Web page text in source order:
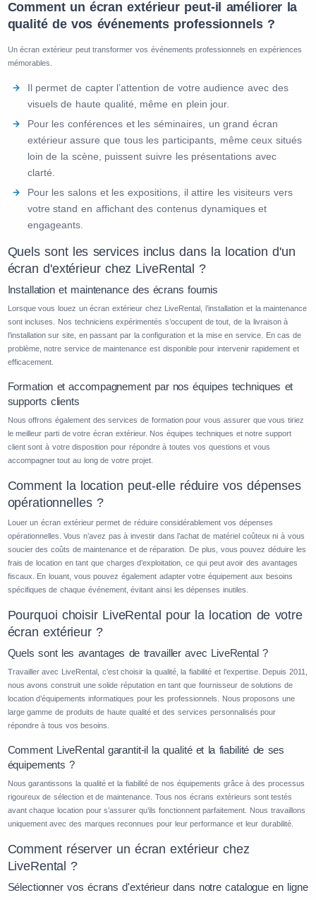
Comment un écran extérieur peut-il améliorer la
qualité de vos événements professionnels ?
Un écran extérieur peut transformer vos événements professionnels en expériences
mémorables.
Il permet de capter l’attention de votre audience avec des
visuels de haute qualité, même en plein jour.
Pour les conférences et les séminaires, un grand écran
extérieur assure que tous les participants, même ceux situés
loin de la scène, puissent suivre les présentations avec
clarté.
Pour les salons et les expositions, il attire les visiteurs vers
votre stand en affichant des contenus dynamiques et
engageants.
Quels sont les services inclus dans la location d'un
écran d'extérieur chez LiveRental ?
Installation et maintenance des écrans fournis
Lorsque vous louez un écran extérieur chez LiveRental, l’installation et la maintenance
sont incluses. Nos techniciens expérimentés s’occupent de tout, de la livraison à
l’installation sur site, en passant par la configuration et la mise en service. En cas de
problème, notre service de maintenance est disponible pour intervenir rapidement et
efficacement.
Formation et accompagnement par nos équipes techniques et
supports clients
Nous offrons également des services de formation pour vous assurer que vous tiriez
le meilleur parti de votre écran extérieur. Nos équipes techniques et notre support
client sont à votre disposition pour répondre à toutes vos questions et vous
accompagner tout au long de votre projet.
Comment la location peut-elle réduire vos dépenses
opérationnelles ?
Louer un écran extérieur permet de réduire considérablement vos dépenses
opérationnelles. Vous n’avez pas à investir dans l’achat de matériel coûteux ni à vous
soucier des coûts de maintenance et de réparation. De plus, vous pouvez déduire les
frais de location en tant que charges d’exploitation, ce qui peut avoir des avantages
fiscaux. En louant, vous pouvez également adapter votre équipement aux besoins
spécifiques de chaque événement, évitant ainsi les dépenses inutiles.
Pourquoi choisir LiveRental pour la location de votre
écran extérieur ?
Quels sont les avantages de travailler avec LiveRental ?
Travailler avec LiveRental, c’est choisir la qualité, la fiabilité et l’expertise. Depuis 2011,
nous avons construit une solide réputation en tant que fournisseur de solutions de
location d’équipements informatiques pour les professionnels. Nous proposons une
large gamme de produits de haute qualité et des services personnalisés pour
répondre à tous vos besoins.
Comment LiveRental garantit-il la qualité et la fiabilité de ses
équipements ?
Nous garantissons la qualité et la fiabilité de nos équipements grâce à des processus
rigoureux de sélection et de maintenance. Tous nos écrans extérieurs sont testés
avant chaque location pour s’assurer qu’ils fonctionnent parfaitement. Nous travaillons
uniquement avec des marques reconnues pour leur performance et leur durabilité.
Comment réserver un écran extérieur chez
LiveRental ?
Sélectionner vos écrans d'extérieur dans notre catalogue en ligne